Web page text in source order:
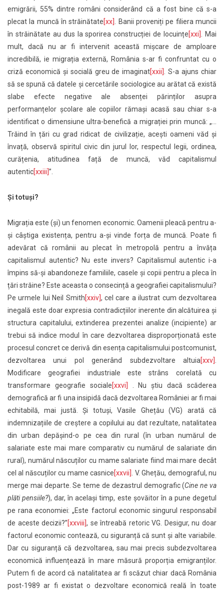
emigrării, 55% dintre români considerând că a fost bine că s-a
plecat la muncă în străinătate[xx]
. Banii proveniți pe filiera muncii
în străinătate au dus la sporirea construcției de locuințe[xxi]
. Mai
mult, dacă nu ar fi intervenit această mișcare de amploare
incredibilă, ie migrația externă, România s-ar fi confruntat cu o
criză economică și socială greu de imaginat[xxii]
. S-a ajuns chiar
să se spună că datele și cercetările sociologice au arătat că există
slabe efecte negative ale absenței părinților asupra
performanțelor școlare ale copiilor rămași acasă sau chiar s-a
identificat o dimensiune ultra-benefică a migrației prin muncă: „…
Trăind în țări cu grad ridicat de civilizație, acești oameni văd și
învață, observă spiritul civic din jurul lor, respectul legii, ordinea,
curățenia, atitudinea față de muncă, văd capitalismul
autentic[xxiii] ”.
Și totuși?
Migrația este (și) un fenomen economic. Oamenii pleacă pentru a-
și câștiga existența, pentru a-și vinde forța de muncă. Poate fi
adevărat că românii au plecat în metropolă pentru a învăța
capitalismul autentic? Nu este invers? Capitalismul autentic i-a
împins să-și abandoneze familiile, casele și copii pentru a pleca în
țări străine? Este aceasta o consecință a geografiei capitalismului?
Pe urmele lui Neil Smith[xxiv] , cel care a ilustrat cum dezvoltarea
inegală este doar expresia contradicțiilor inerente din alcătuirea și
structura capitalului, extinderea prezentei analize (incipiente) ar
trebui să indice modul în care dezvoltarea disproporționată este
procesul concret ce derivă din esența capitalismului postcomunist,
dezvoltarea unui pol generând subdezvoltare altuia[xxv]
Modificare geografiei industriale este strâns corelată cu
transformare geografie sociale[xxvi]
. Nu știu dacă scăderea
demografică ar fi una insipidă dacă dezvoltarea României ar fi mai
echitabilă, mai justă. Și totuși, Vasile Ghețău (VG) arată că
indemnizațiile de creștere a copilului au dat rezultate, natalitatea
din urban depășind-o pe cea din rural (în urban numărul de
salariate este mai mare comparativ cu numărul de salariate din
rural), numărul născuților cu mame salariate fiind mai mare decât
cel al născuților cu mame casnice[xxvii]
. V. Ghețău, demograful, nu
merge mai departe. Se teme de dezastrul demografic (Cine ne va
plăti pensiile?), dar, în același timp, este șovăitor în a pune degetul
pe rana economiei: „Este factorul economic singurul responsabil
de aceste decizii?”[xxviii], se întreabă retoric VG. Desigur, nu doar
factorul economic contează, cu siguranță că sunt și alte variabile.
Dar cu siguranță că dezvoltarea, sau mai precis subdezvoltarea
economică influențează în mare măsură proporția emigranților.
Putem fi de acord că natalitatea ar fi scăzut chiar dacă România
post-1989 ar fi existat o dezvoltare economică reală în toate